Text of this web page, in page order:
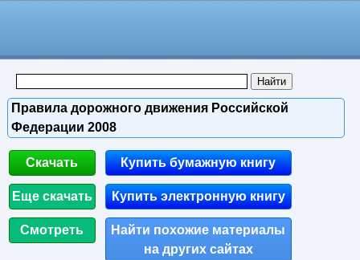
Правила дорожного движения Российской
Федерации 2008
Скачать
Еще скачать
Смотреть
Купить бумажную книгу
Купить электронную книгу
Найти похожие материалы
на других сайтах